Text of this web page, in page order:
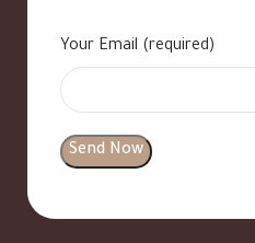
Your Email (required)